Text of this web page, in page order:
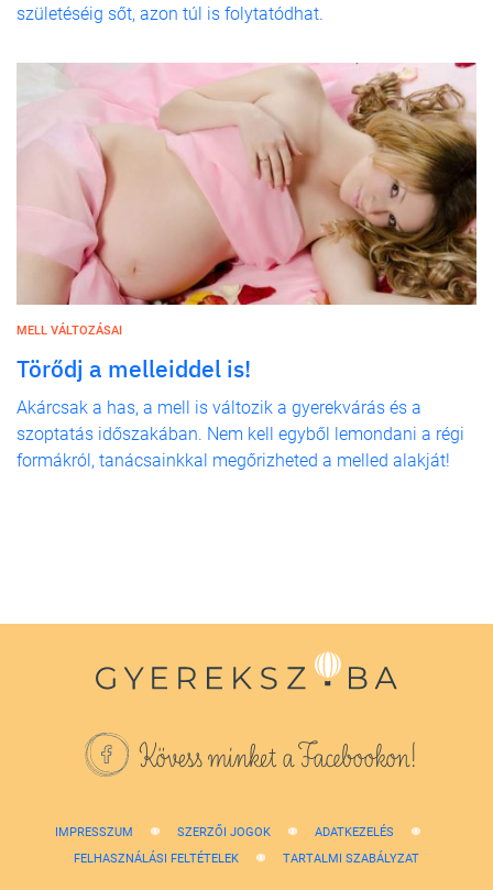
születéséig sőt, azon túl is folytatódhat.
MELL VÁLTOZÁSAI
Törődj a melleiddel is!
Akárcsak a has, a mell is változik a gyerekvárás és a
szoptatás időszakában. Nem kell egyből lemondani a régi
formákról, tanácsainkkal megőrizheted a melled alakját!
Kövess minket a Facebookon!
IMPRESSZUM SZERZŐI JOGOK
ADATKEZELÉS
FELHASZNÁLÁSI FELTÉTELEK
TARTALMI SZABÁLYZAT